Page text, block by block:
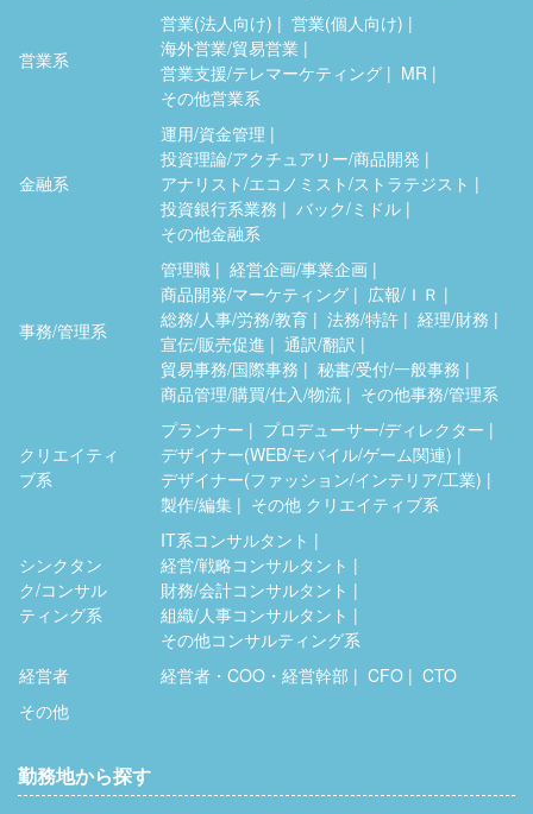
営業系
営業(法人向け)
営業(個人向け)
海外営業/貿易営業
営業支援/テレマーケティング
MR
その他営業系
金融系
運用/資金管理
投資理論/アクチュアリー/商品開発
アナリスト/エコノミスト/ストラテジスト
投資銀行系業務
バック/ミドル
その他金融系
事務/管理系
管理職
経営企画/事業企画
商品開発/マーケティング
広報/ＩＲ
総務/人事/労務/教育
法務/特許
経理/財務
宣伝/販売促進
通訳/翻訳
貿易事務/国際事務
秘書/受付/一般事務
商品管理/購買/仕入/物流
その他事務/管理系
クリエイティ
ブ系
プランナー
プロデューサー/ディレクター
デザイナー(WEB/モバイル/ゲーム関連)
デザイナー(ファッション/インテリア/工業)
製作/編集
その他 クリエイティブ系
シンクタン
ク/コンサル
ティング系
IT系コンサルタント
経営/戦略コンサルタント
財務/会計コンサルタント
組織/人事コンサルタント
その他コンサルティング系
経営者
経営者・COO・経営幹部 CFO
CTO
その他
勤務地から探す